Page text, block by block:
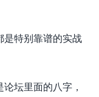
是特别靠谱的实战
坛里面的八字，